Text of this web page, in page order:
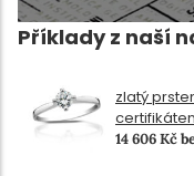
Příklady z naší
zlatý
14 606 Kč